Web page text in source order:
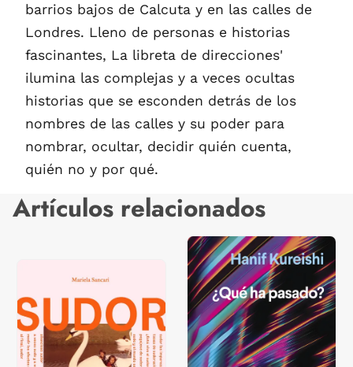
barrios bajos de Calcuta y en las calles de
Londres. Lleno de personas e historias
fascinantes, La libreta de direcciones'
ilumina las complejas y a veces ocultas
historias que se esconden detrás de los
nombres de las calles y su poder para
nombrar, ocultar, decidir quién cuenta,
quién no y por qué.
Artículos relacionados